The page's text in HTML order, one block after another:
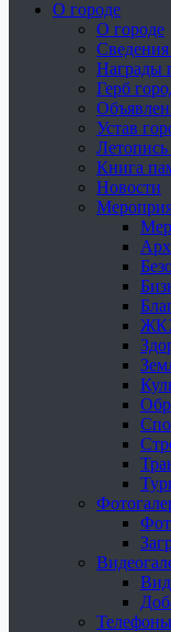
О городе
О городе
Сведения
Награды
Герб
Устав
Летопись
Книга
Новости